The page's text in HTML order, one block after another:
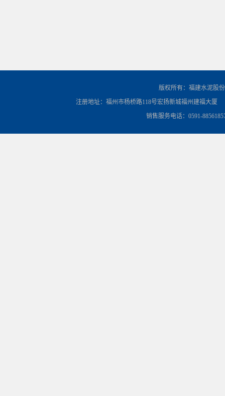
版权所有：福建水泥股
注册地址：福州市杨桥路118号宏扬新城福州建福大厦
销售服务电话：0591-